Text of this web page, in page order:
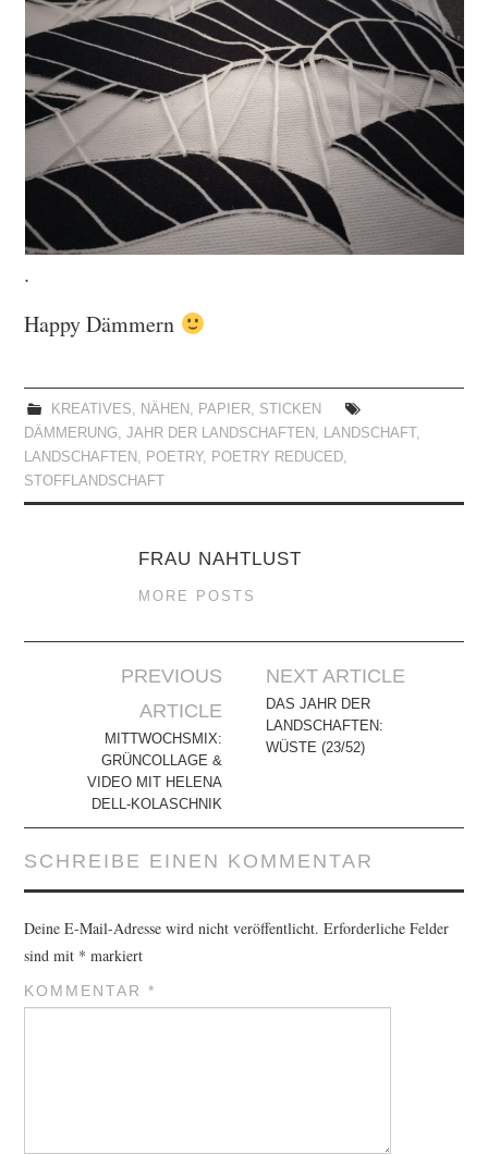
.
Happy Dämmern
KREATIVES, NÄHEN , PAPIER, STICKEN
DÄMMERUNG,JAHR DER LANDSCHAFTEN , LANDSCHAFT ,
LANDSCHAFTEN , POETRY, POETRY REDUCED,
STOFFLANDSCHAFT
FRAU NAHTLUST
MORE POSTS
Navigation
PREVIOUS
ARTICLE
MITTWOCHSMIX:
GRÜNCOLLAGE &
VIDEO MIT HELENA
DELL-KOLASCHNIK
NEXT ARTICLE
DAS JAHR DER
LANDSCHAFTEN:
WÜSTE (23/52)
SCHREIBE EINEN KOMMENTAR
Deine E-Mail-Adresse wird nicht veröffentlicht. Erforderliche Felder
sind mit * markiert
KOMMENTAR*